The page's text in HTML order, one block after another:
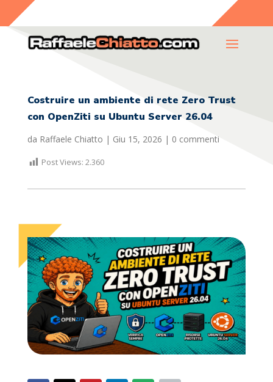
Costruire un ambiente di rete Zero Trust
con OpenZiti su Ubuntu Server 26.04
da Raffaele Chiatto | Giu 15, 2026 | 0 commenti
Post Views: 2.360